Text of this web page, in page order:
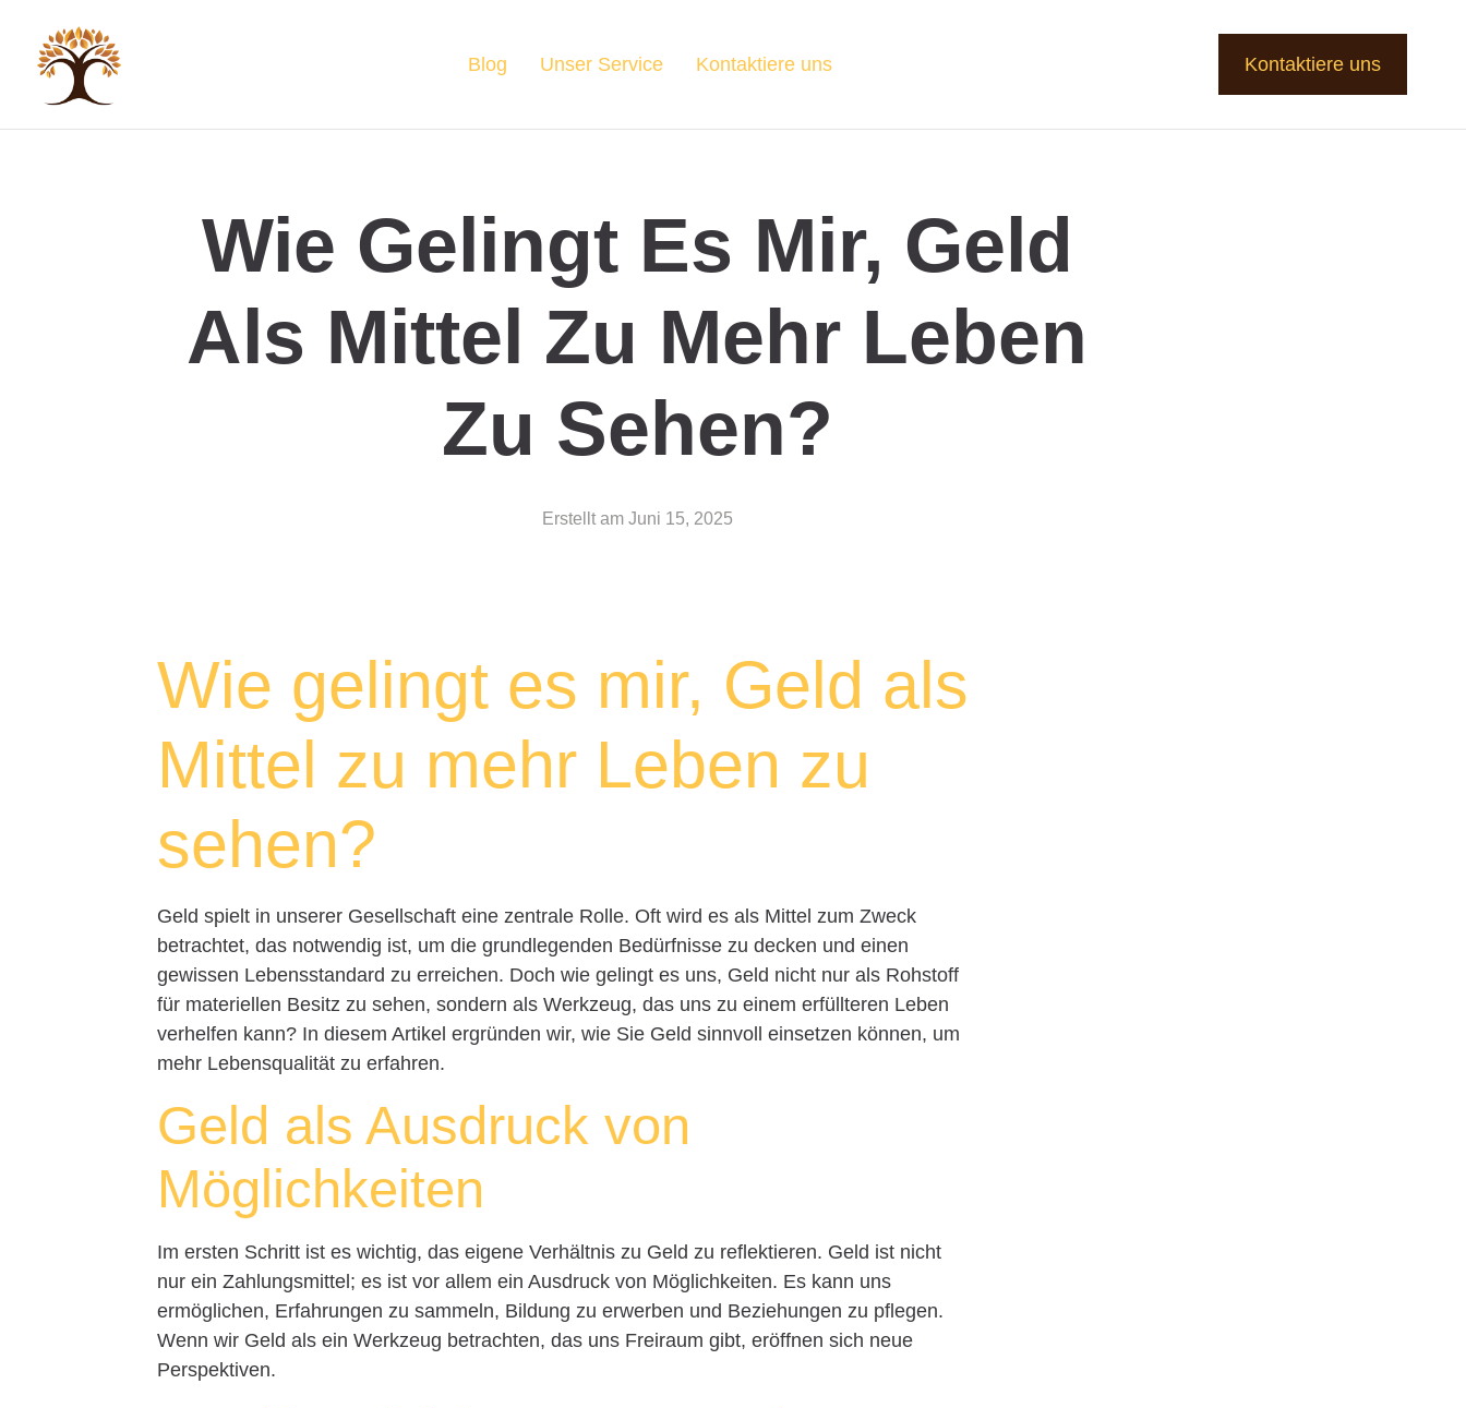
Blog Unser Service Kontaktiere uns Kontaktiere uns
Wie Gelingt Es Mir, Geld
Als Mittel Zu Mehr Leben
Zu Sehen?
Erstellt am Juni 15, 2025
Wie gelingt es mir, Geld als
Mittel zu mehr Leben zu
sehen?
Geld spielt in unserer Gesellschaft eine zentrale Rolle. Oft wird es als Mittel zum Zweck
betrachtet, das notwendig ist, um die grundlegenden Bedürfnisse zu decken und einen
gewissen Lebensstandard zu erreichen. Doch wie gelingt es uns, Geld nicht nur als Rohstoff
für materiellen Besitz zu sehen, sondern als Werkzeug, das uns zu einem erfüllteren Leben
verhelfen kann? In diesem Artikel ergründen wir, wie Sie Geld sinnvoll einsetzen können, um
mehr Lebensqualität zu erfahren.
Geld als Ausdruck von
Möglichkeiten
Im ersten Schritt ist es wichtig, das eigene Verhältnis zu Geld zu reflektieren. Geld ist nicht
nur ein Zahlungsmittel; es ist vor allem ein Ausdruck von Möglichkeiten. Es kann uns
ermöglichen, Erfahrungen zu sammeln, Bildung zu erwerben und Beziehungen zu pflegen.
Wenn wir Geld als ein Werkzeug betrachten, das uns Freiraum gibt, eröffnen sich neue
Perspektiven.